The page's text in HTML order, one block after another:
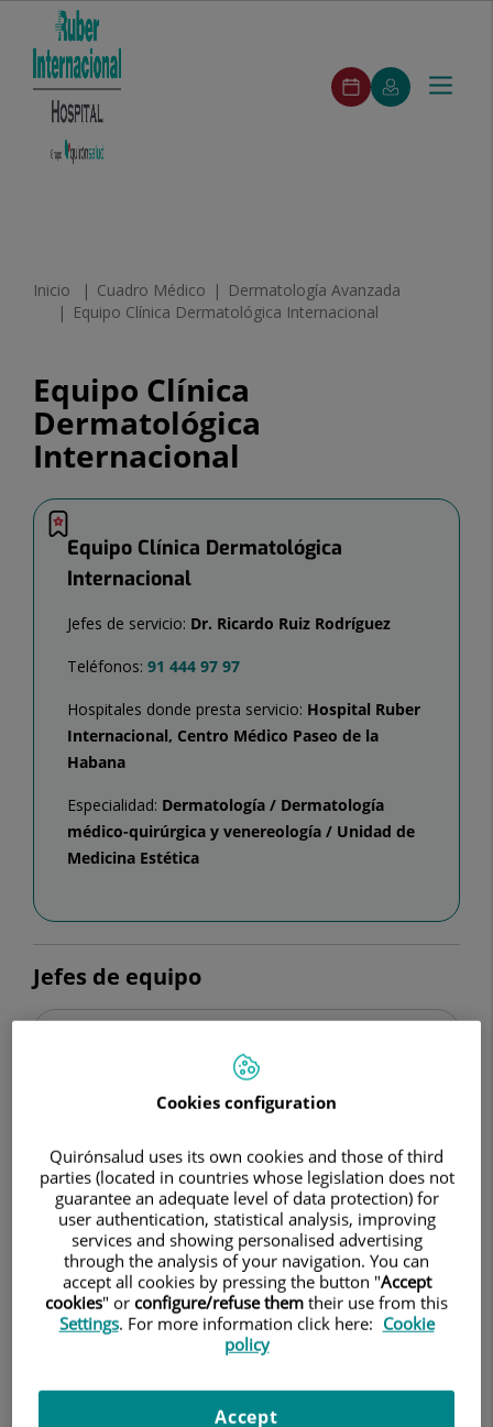
ruber-
pedirCita
Pedir
cita
Mi
Quirónsalud
Toggle
Menú
Inicio Cuadro Médico
Dermatología Avanzada
Equipo Clínica Dermatológica Internacional
Equipo
Clínica
Dermatológica
Equipo Clínica
Dermatológica
Internacional
Equipo Clínica Dermatológica
Internacional
Jefes de servicio: Dr. Ricardo Ruiz Rodríguez
Teléfonos: 91 444 97 97
Hospitales donde presta servicio: Hospital Ruber
Internacional, Centro Médico Paseo de la
Habana
Especialidad: Dermatología / Dermatología
médico-quirúrgica y venereología / Unidad de
Medicina Estética
Jefes de equipo
Ricardo Ruiz Rodríguez
FACULTATIVO ESPECIALISTA
Dermatología Médico-Quirúrgica y
Cookies configuration
Quirónsalud uses its own cookies and those of third
parties (located in countries whose legislation does not
guarantee an adequate level of data protection) for
user authentication, statistical analysis, improving
services and showing personalised advertising
through the analysis of your navigation. You can
accept all cookies by pressing the button "Accept
cookies" or configure/refuse them their use from this
Settings. For more information click here: Cookie
policy
Accept